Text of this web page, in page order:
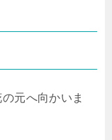
元へ向かいま